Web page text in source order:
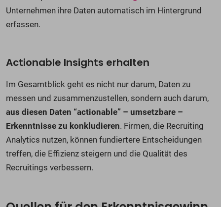
Unternehmen ihre Daten automatisch im Hintergrund
erfassen.
Actionable Insights erhalten
Im Gesamtblick geht es nicht nur darum, Daten zu
messen und zusammenzustellen, sondern auch darum,
aus diesen Daten “actionable” – umsetzbare –
Erkenntnisse zu konkludieren. Firmen, die Recruiting
Analytics nutzen, können fundiertere Entscheidungen
treffen, die Effizienz steigern und die Qualität des
Recruitings verbessern.